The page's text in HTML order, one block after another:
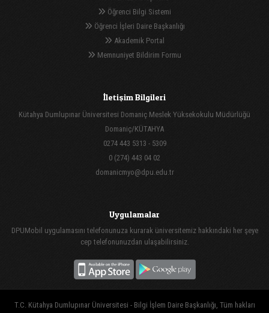
Öğrenci Bilgi Sistemi
Öğrenci İşleri Daire Başkanlığı
Akademik Portal
Memnuniyet Bildirim Formu
İletişim Bilgileri
Kütahya Dumlupınar Üniversitesi Domaniç Meslek Yüksekokulu Müdürlüğü
Domaniç/KÜTAHYA
0274 443 5313 - 5309
0 (274) 443 04 02
domanicmyo@dpu.edu.tr
Uygulamalar
DPUMobil uygulamasını telefonunuza kurarak üniversitemiz hakkındaki her şeye
cep telefonunuzdan ulaşabilirsiniz.
T.C. Kütahya Dumlupınar Üniversitesi - Bilgi İşlem Daire Başkanlığı, Tüm hakları